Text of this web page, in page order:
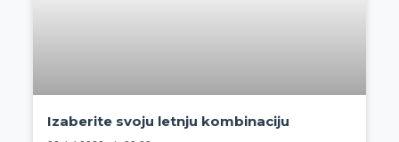
Izaberite svoju letnju kombinaciju